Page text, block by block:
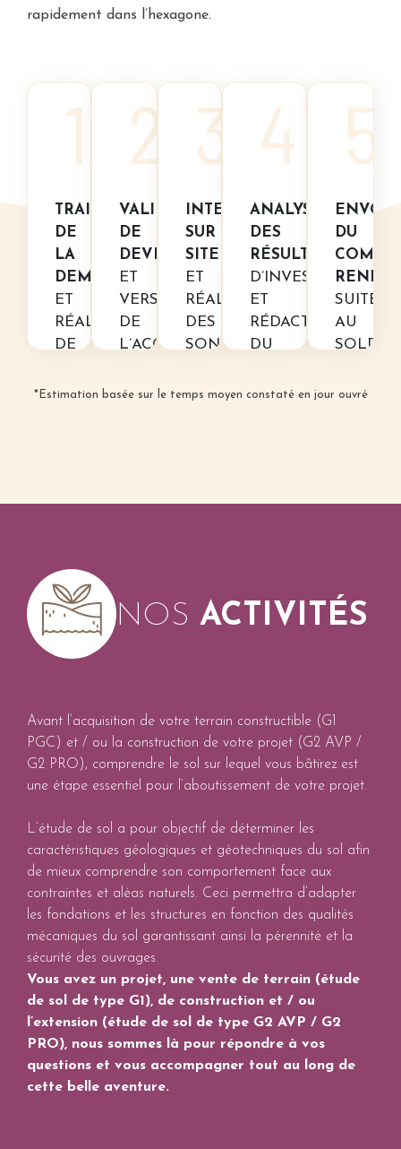
rapidement dans l’hexagone.
1
TRAITEMENT
DE
LA
DEMANDE
ET
RÉALISATION
DE
Délai
2
VALIDATION
DE
DEVIS
ET
VERSEMENT
DE
L’ACOMPTE
Délai
3
INTERVENTION
SUR
SITE
ET
RÉALISATION
DES
SONDAGES.
:
4
ANALYSE
DES
RÉSULTATS
D’INVESTIGATION
ET
RÉDACTION
DU
RENDU.
jours
5
ENVOI
DU
RENDU
SUITE
AU
SOLDE
LA
jour
*Estimation basée sur le temps moyen constaté en jour ouvré
NOS ACTIVITÉS
Avant l’acquisition de votre terrain constructible (G1
PGC) et / ou la construction de votre projet (G2 AVP /
G2 PRO), comprendre le sol sur lequel vous bâtirez est
une étape essentiel pour l’aboutissement de votre projet.
L’étude de sol a pour objectif de déterminer les
caractéristiques géologiques et géotechniques du sol afin
de mieux comprendre son comportement face aux
contraintes et aléas naturels. Ceci permettra d’adapter
les fondations et les structures en fonction des qualités
mécaniques du sol garantissant ainsi la pérennité et la
sécurité des ouvrages.
Vous avez un projet, une vente de terrain (étude
de sol de type G1), de construction et / ou
l’extension (étude de sol de type G2 AVP / G2
PRO), nous sommes là pour répondre à vos
questions et vous accompagner tout au long de
cette belle aventure.